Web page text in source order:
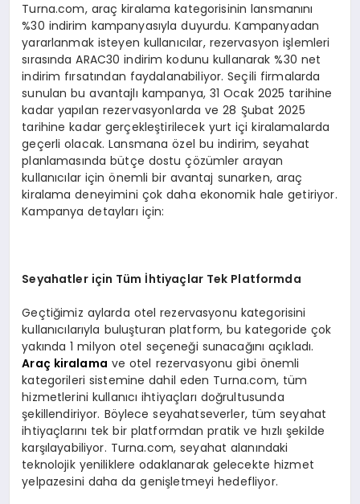
Turna.com, araç kiralama kategorisinin lansmanını
%30 indirim kampanyasıyla duyurdu. Kampanyadan
yararlanmak isteyen kullanıcılar, rezervasyon işlemleri
sırasında ARAC30 indirim kodunu kullanarak %30 net
indirim fırsatından faydalanabiliyor. Seçili firmalarda
sunulan bu avantajlı kampanya, 31 Ocak 2025 tarihine
kadar yapılan rezervasyonlarda ve 28 Şubat 2025
tarihine kadar gerçekleştirilecek yurt içi kiralamalarda
geçerli olacak. Lansmana özel bu indirim, seyahat
planlamasında bütçe dostu çözümler arayan
kullanıcılar için önemli bir avantaj sunarken, araç
kiralama deneyimini çok daha ekonomik hale getiriyor.
Kampanya detayları için:
Seyahatler için Tüm İhtiyaçlar Tek Platformda
Geçtiğimiz aylarda otel rezervasyonu kategorisini
kullanıcılarıyla buluşturan platform, bu kategoride çok
yakında 1 milyon otel seçeneği sunacağını açıkladı.
Araç kiralama ve otel rezervasyonu gibi önemli
kategorileri sistemine dahil eden Turna.com, tüm
hizmetlerini kullanıcı ihtiyaçları doğrultusunda
şekillendiriyor. Böylece seyahatseverler, tüm seyahat
ihtiyaçlarını tek bir platformdan pratik ve hızlı şekilde
karşılayabiliyor. Turna.com, seyahat alanındaki
teknolojik yeniliklere odaklanarak gelecekte hizmet
yelpazesini daha da genişletmeyi hedefliyor.